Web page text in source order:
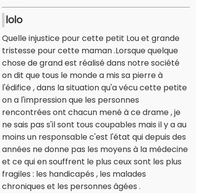
lolo
Quelle injustice pour cette petit Lou et grande
tristesse pour cette maman .Lorsque quelque
chose de grand est réalisé dans notre société
on dit que tous le monde a mis sa pierre à
l'édifice , dans la situation qu'a vécu cette petite
on a l'impression que les personnes
rencontrées ont chacun mené à ce drame , je
ne sais pas s'il sont tous coupables mais il y a au
moins un responsable c'est l'état qui depuis des
années ne donne pas les moyens à la médecine
et ce qui en souffrent le plus ceux sont les plus
fragiles : les handicapés , les malades
chroniques et les personnes âgées .